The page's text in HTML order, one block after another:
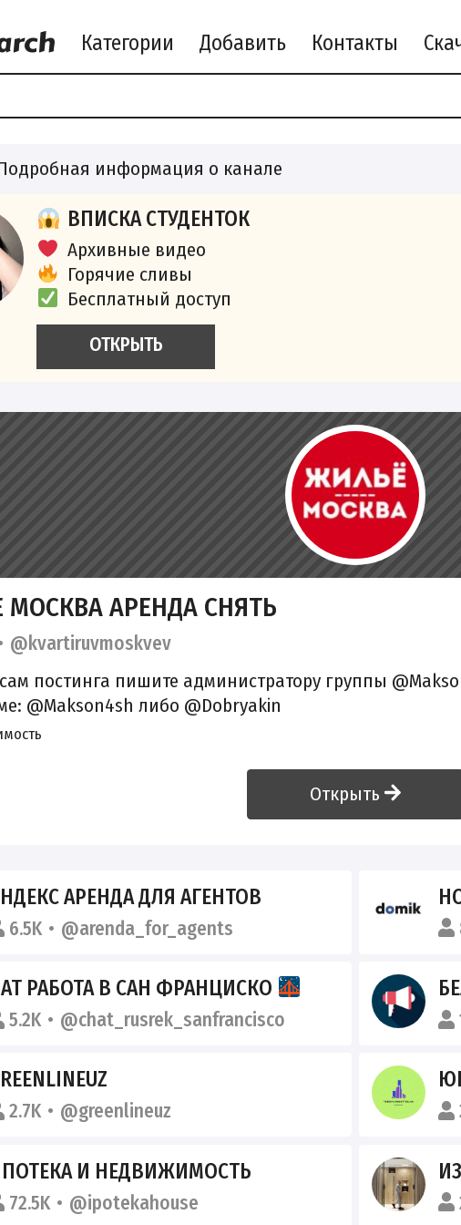
Категории Добавить Контакты
информация о канале
ВПИСКА СТУДЕНТОК
Архивные видео
Горячие сливы
Бесплатный доступ
ОТКРЫТЬ
АРЕНДА СНЯТЬ
@kvartiruvmoskvev
постинга пишите администратору группы
@Makson4sh либо @Dobryakin
Открыть
АРЕНДА ДЛЯ АГЕНТОВ
6.5K @arenda_for_agents
РАБОТА В САН ФРАНЦИСКО
5.2K @chat_rusrek_sanfrancisco
2.7K @greenlineuz
И НЕДВИЖИМОСТЬ
72.5K @ipotekahouse